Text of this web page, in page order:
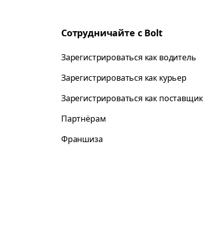
Сотрудничайте с Bolt
Зарегистрироваться как водитель
Зарегистрироваться как курьер
Зарегистрироваться как поставщик
Партнёрам
Франшиза